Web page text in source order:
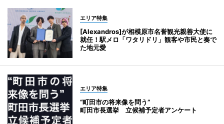
エリア特集
[Alexandros]が相模原市名誉観光親善大使に
就任！駅メロ「ワタリドリ」観客や市民と奏で
た地元愛
エリア特集
“町田市の将来像を問う”
町田市長選挙 立候補予定者アンケート